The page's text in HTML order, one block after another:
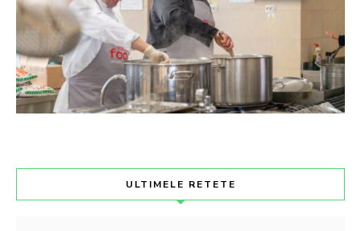
ULTIMELE RETETE